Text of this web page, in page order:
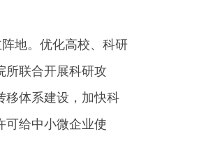
地。优化高校、科研
所联合开展科研攻
移体系建设，加快科
可给中小微企业使